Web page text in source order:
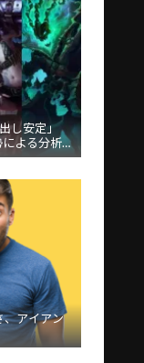
し安定」
よる分析が
、アイアン